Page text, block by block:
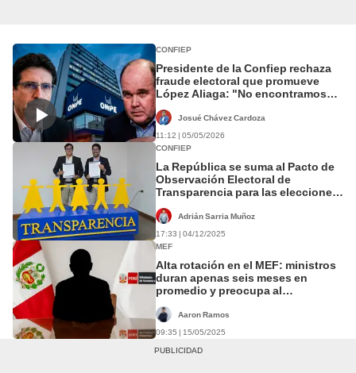
CONFIEP
Presidente de la Confiep rechaza
fraude electoral que promueve
López Aliaga: "No encontramos
Josué Chávez Cardoza
11:12 | 05/05/2026
CONFIEP
La República se suma al Pacto de
Observación Electoral de
Transparencia para las elecciones
Adrián Sarria Muñoz
17:33 | 04/12/2025
MEF
Alta rotación en el MEF: ministros
duran apenas seis meses en
promedio y preocupa al
Aaron Ramos
09:35 | 15/05/2025